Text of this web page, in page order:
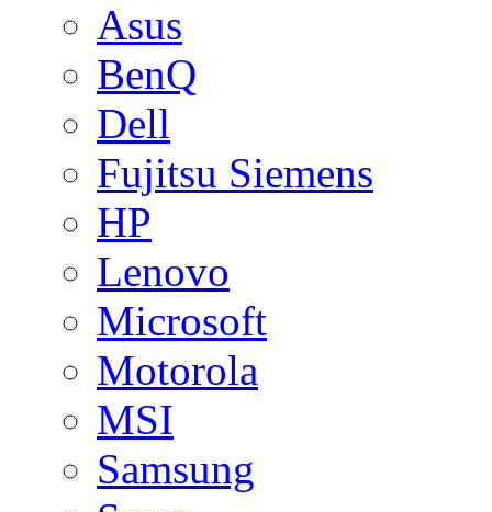
Asus
BenQ
Dell
Fujitsu Siemens
HP
Lenovo
Microsoft
Motorola
MSI
Samsung